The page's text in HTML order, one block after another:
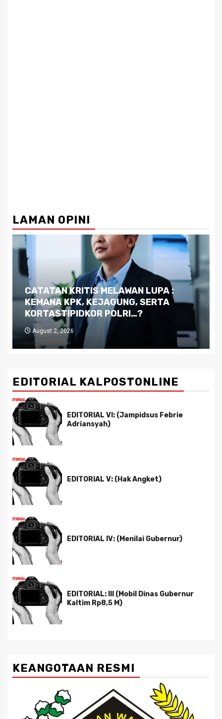
LAMAN OPINI
Dilema Kaltim di Tengah Krisis:
Kutukan Sumber Daya Alam dan
Pemimpin yang Tak Kreatif
July 29, 2026
EDITORIAL KALPOSTONLINE
EDITORIAL VI: (Jampidsus Febrie
Adriansyah)
EDITORIAL V: (Hak Angket)
EDITORIAL IV: (Menilai Gubernur)
EDITORIAL: III (Mobil Dinas Gubernur
Kaltim Rp8,5 M)
KEANGOTAAN RESMI